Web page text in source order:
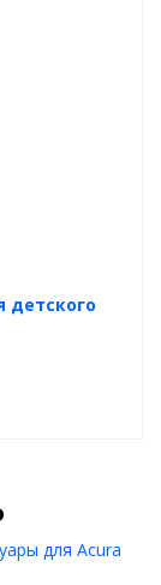
детского
для Acura